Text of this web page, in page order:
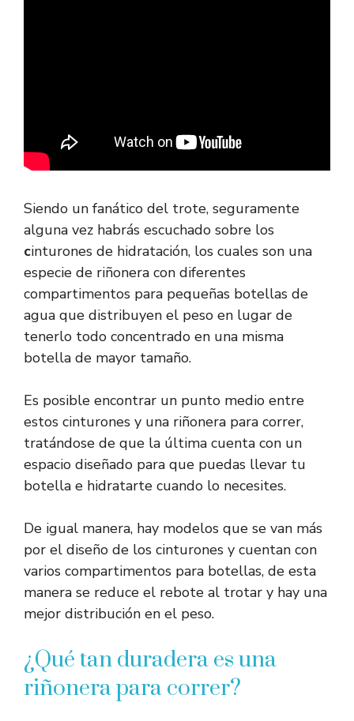
Siendo un fanático del trote, seguramente
alguna vez habrás escuchado sobre los
cinturones de hidratación, los cuales son una
especie de riñonera con diferentes
compartimentos para pequeñas botellas de
agua que distribuyen el peso en lugar de
tenerlo todo concentrado en una misma
botella de mayor tamaño.
Es posible encontrar un punto medio entre
estos cinturones y una riñonera para correr,
tratándose de que la última cuenta con un
espacio diseñado para que puedas llevar tu
botella e hidratarte cuando lo necesites.
De igual manera, hay modelos que se van más
por el diseño de los cinturones y cuentan con
varios compartimentos para botellas, de esta
manera se reduce el rebote al trotar y hay una
mejor distribución en el peso.
¿Qué tan duradera es una
riñonera para correr?